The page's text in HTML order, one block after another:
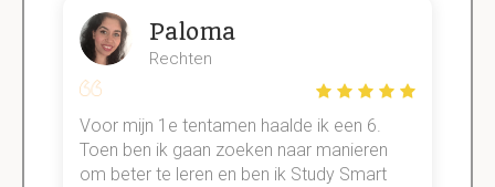
Paloma
Rechten
Voor mijn 1e tentamen haalde ik een 6.
Toen ben ik gaan zoeken naar manieren
om beter te leren en ben ik Study Smart